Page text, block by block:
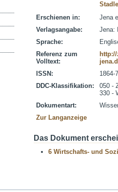
Erschienen in:
Jena
Verlagsangabe:
Jena:
Sprache:
Referenz zum
Volltext:
ISSN:
1864-
DDC-Klassifikation:
050 -
330 -
Dokumentart:
Zur Langanzeige
Das Dokument
6 Wirtschafts- und